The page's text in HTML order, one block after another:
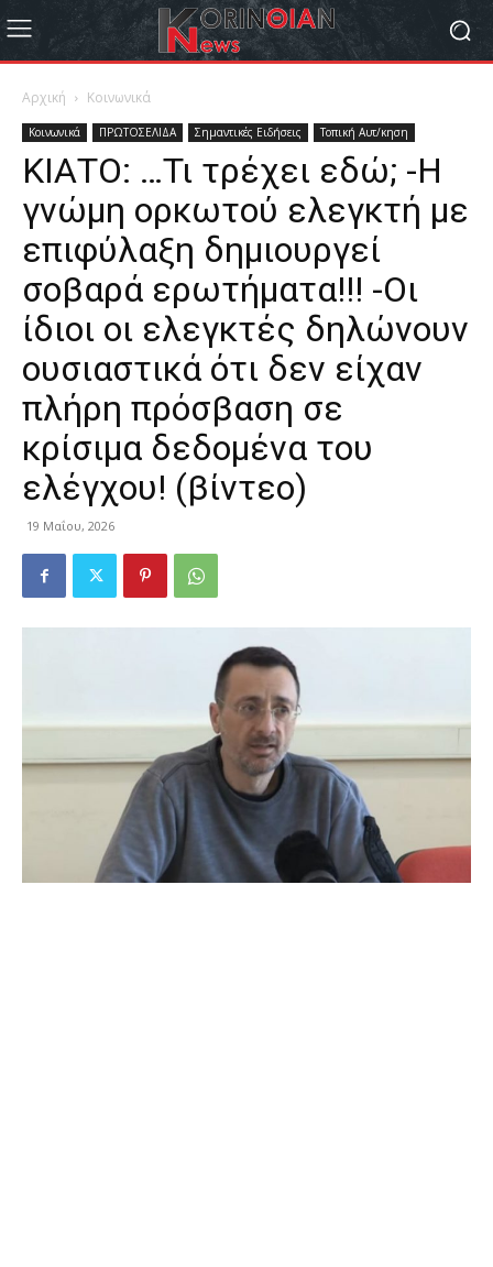
Αρχική Κοινωνικά
Κοινωνικά ΠΡΩΤΟΣΕΛΙΔΑ Σημαντικές Ειδήσεις Τοπική Αυτ/κηση
ΚΙΑΤΟ: …Τι τρέχει εδώ; -Η
γνώμη ορκωτού ελεγκτή με
επιφύλαξη δημιουργεί
σοβαρά ερωτήματα!!! -Οι
ίδιοι οι ελεγκτές δηλώνουν
ουσιαστικά ότι δεν είχαν
πλήρη πρόσβαση σε
κρίσιμα δεδομένα του
ελέγχου! (βίντεο)
19 Μαΐου, 2026